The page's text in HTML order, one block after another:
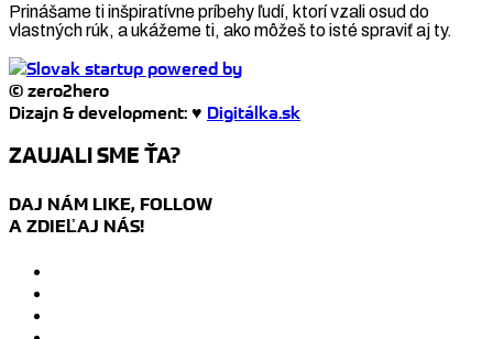
Prinášame ti inšpiratívne príbehy ľudí, ktorí vzali osud do
vlastných rúk, a ukážeme ti, ako môžeš to isté spraviť aj ty.
© zero2hero
Dizajn & development: ♥ Digitálka.sk
ZAUJALI SME ŤA?
DAJ NÁM LIKE, FOLLOW
A ZDIEĽAJ NÁS!